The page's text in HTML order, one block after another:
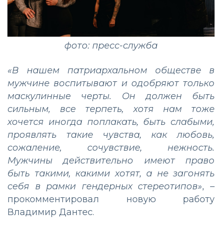
фото: пресс-служба
«В нашем патриархальном обществе в
мужчине воспитывают и одобряют только
маскулинные черты. Он должен быть
сильным, все терпеть, хотя нам тоже
хочется иногда поплакать, быть слабыми,
проявлять такие чувства, как любовь,
сожаление, сочувствие, нежность.
Мужчины действительно имеют право
быть такими, какими хотят, а не загонять
себя в рамки гендерных стереотипов», –
прокомментировал новую работу
Владимир Дантес.